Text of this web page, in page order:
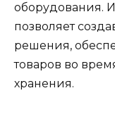
оборудования.
позволяет
решения,
товаров во
хранения.